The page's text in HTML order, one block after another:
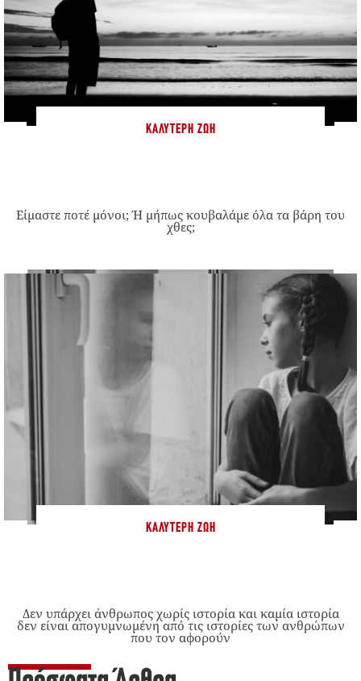
ΚΑΛΎΤΕΡΗ ΖΩΉ
Είμαστε ποτέ μόνοι; Ή μήπως κουβαλάμε όλα τα βάρη του
χθες;
ΚΑΛΎΤΕΡΗ ΖΩΉ
Δεν υπάρχει άνθρωπος χωρίς ιστορία και καμία ιστορία
δεν είναι απογυμνωμένη από τις ιστορίες των ανθρώπων
που τον αφορούν